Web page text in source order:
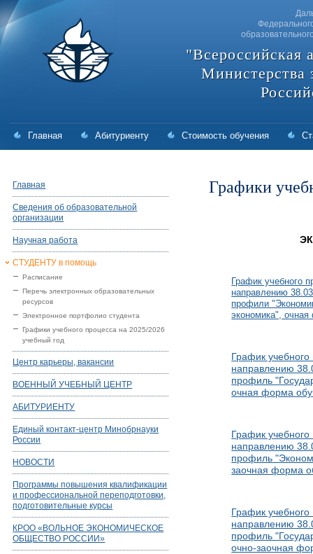
"Всероссийская
Министерства
Главная Абитуриенту Стоимость обучения
Главная
Сведения об образовательной
организации
Научная работа
СТУДЕНТУ в помощь
Расписание
Перечь электронных образовательных
ресурсов
Электронное портфолио студента
Графики учебного процесса на 2025/2026
учебный год
Центр карьеры, вакансии
ВОЕННЫЙ УЧЕБНЫЙ ЦЕНТР
АБИТУРИЕНТУ
Единый контакт-центр Минобрнауки
России
НОВОСТИ
Программы повышения квалификации
и профессиональной переподготовки,
подготовительные курсы
КРОО «ВОЛЬНОЕ ЭКОНОМИЧЕСКОЕ
ОБЩЕСТВО РОССИИ»
Графики
График учебного
направлению
профили
экономика",
График
направлению
профиль
очная форма
График
направлению
профиль
заочная форма
График
направлению
профиль
очно-заочная